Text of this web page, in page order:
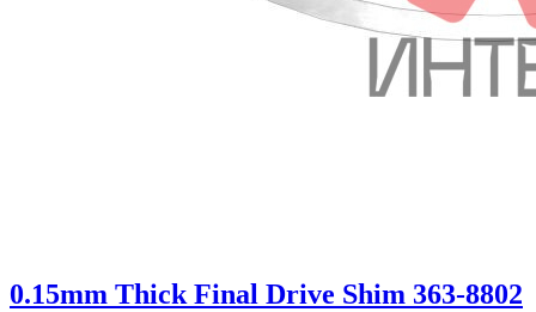
0.15mm Thick Final Drive Shim 363-8802